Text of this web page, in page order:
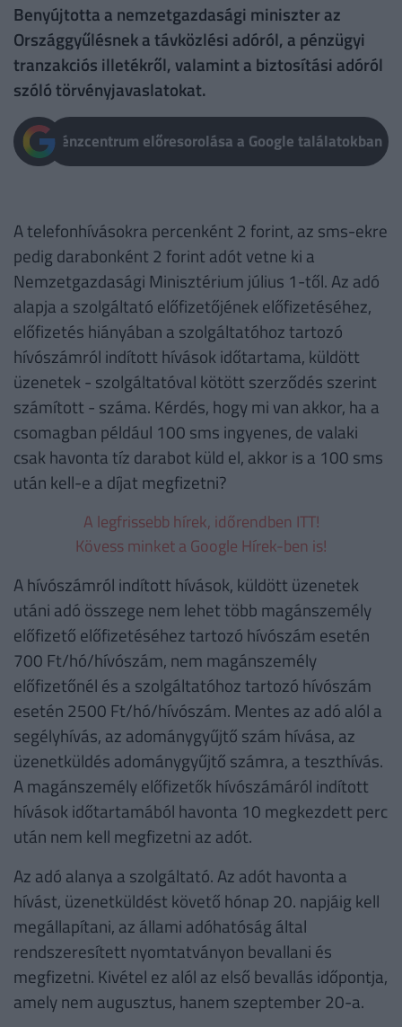
Benyújtotta a nemzetgazdasági miniszter az
Országgyűlésnek a távközlési adóról, a pénzügyi
tranzakciós illetékről, valamint a biztosítási adóról
szóló törvényjavaslatokat.
Pénzcentrum előresorolása a Google találatokban
A telefonhívásokra percenként 2 forint, az sms-ekre
pedig darabonként 2 forint adót vetne ki a
Nemzetgazdasági Minisztérium július 1-től. Az adó
alapja a szolgáltató előfizetőjének előfizetéséhez,
előfizetés hiányában a szolgáltatóhoz tartozó
hívószámról indított hívások időtartama, küldött
üzenetek - szolgáltatóval kötött szerződés szerint
számított - száma. Kérdés, hogy mi van akkor, ha a
csomagban például 100 sms ingyenes, de valaki
csak havonta tíz darabot küld el, akkor is a 100 sms
után kell-e a díjat megfizetni?
A legfrissebb hírek, időrendben ITT!
Kövess minket a Google Hírek-ben is!
A hívószámról indított hívások, küldött üzenetek
utáni adó összege nem lehet több magánszemély
előfizető előfizetéséhez tartozó hívószám esetén
700 Ft/hó/hívószám, nem magánszemély
előfizetőnél és a szolgáltatóhoz tartozó hívószám
esetén 2500 Ft/hó/hívószám. Mentes az adó alól a
segélyhívás, az adománygyűjtő szám hívása, az
üzenetküldés adománygyűjtő számra, a teszthívás.
A magánszemély előfizetők hívószámáról indított
hívások időtartamából havonta 10 megkezdett perc
után nem kell megfizetni az adót.
Az adó alanya a szolgáltató. Az adót havonta a
hívást, üzenetküldést követő hónap 20. napjáig kell
megállapítani, az állami adóhatóság által
rendszeresített nyomtatványon bevallani és
megfizetni. Kivétel ez alól az első bevallás időpontja,
amely nem augusztus, hanem szeptember 20-a.